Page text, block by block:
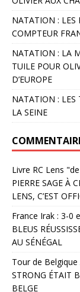
NATATION : LES
COMPTEUR
NATATION : LA
TUILE POUR
D’EUROPE
NATATION : LES
LA SEINE
Livre RC Lens
PIERRE SAGE À
LENS, C’EST
France Irak : 3-0
BLEUS
AU SÉNÉGAL
Tour de
STRONG ÉTAIT
BELGE